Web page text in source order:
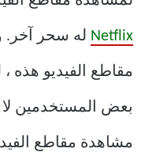
Netflix
مقاطع الفيديو هذه
بعض المستخدمين لا
مشاهدة مقاطع